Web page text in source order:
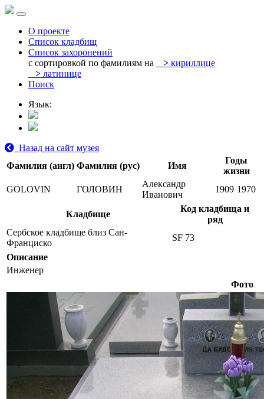
О проекте
Список кладбищ
Список захоронений
с сортировкой по фамилиям на
> кириллице
> латинице
Поиск
Язык:
Назад на сайт музея
Фамилия (англ) Фамилия (рус) Имя
Годы
жизни
GOLOVIN
ГОЛОВИН
Александр
Иванович
1909 1970
Кладбище
Код кладбища и
ряд
Сербское кладбище близ Сан-
Франциско
SF 73
Описание
Инженер
Фото